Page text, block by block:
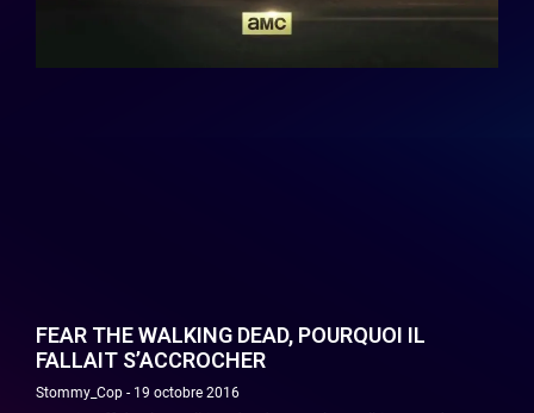
FEAR THE WALKING DEAD, POURQUOI IL
FALLAIT S’ACCROCHER
Stommy_Cop 19 octobre 2016